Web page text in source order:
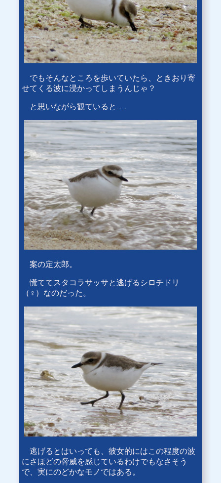
でもそんなところを歩いていたら、ときおり寄
せてくる波に浸かってしまうんじゃ？
と思いながら観ていると……
案の定太郎。
慌ててスタコラサッサと逃げるシロチドリ
（♀）なのだった。
逃げるとはいっても、彼女的にはこの程度の波
にさほどの脅威を感じているわけでもなさそう
で、実にのどかなモノではある。